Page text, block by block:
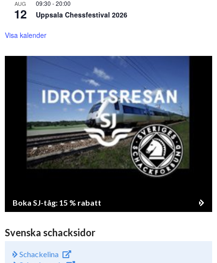
AUG
12
09:30 -20:00
Uppsala Chessfestival 2026
Visa kalender
Boka SJ-tåg: 15 % rabatt
Svenska schacksidor
Schackelina